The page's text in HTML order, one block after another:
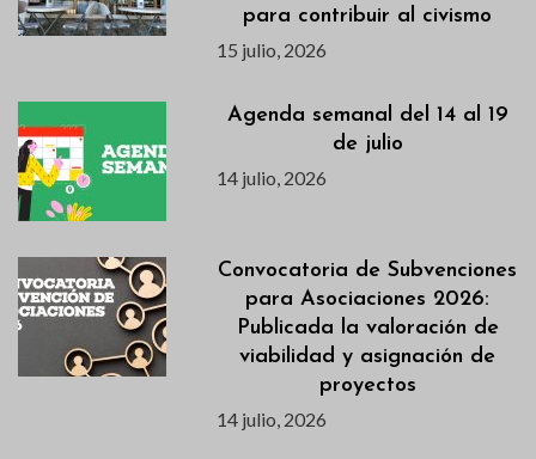
para contribuir al civismo
15 julio, 2026
Agenda semanal del 14 al 19
de julio
14 julio, 2026
Convocatoria de Subvenciones
para Asociaciones 2026:
Publicada la valoración de
viabilidad y asignación de
proyectos
14 julio, 2026